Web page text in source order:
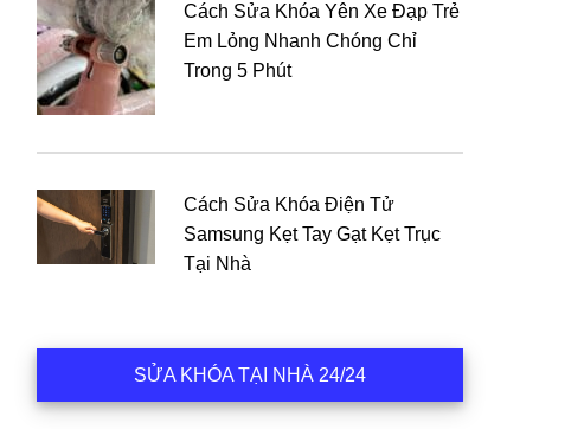
Cách Sửa Khóa Yên Xe Đạp Trẻ
Em Lỏng Nhanh Chóng Chỉ
Trong 5 Phút
Cách Sửa Khóa Điện Tử
Samsung Kẹt Tay Gạt Kẹt Trục
Tại Nhà
SỬA KHÓA TẠI NHÀ 24/24